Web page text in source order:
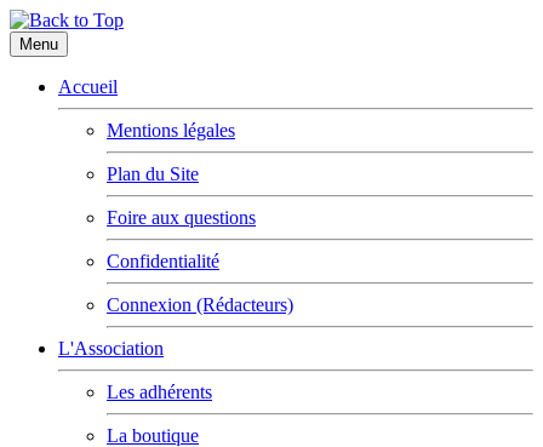
Menu
Accueil
Mentions légales
Plan du Site
Foire aux questions
Confidentialité
Connexion (Rédacteurs)
L'Association
Les adhérents
La boutique